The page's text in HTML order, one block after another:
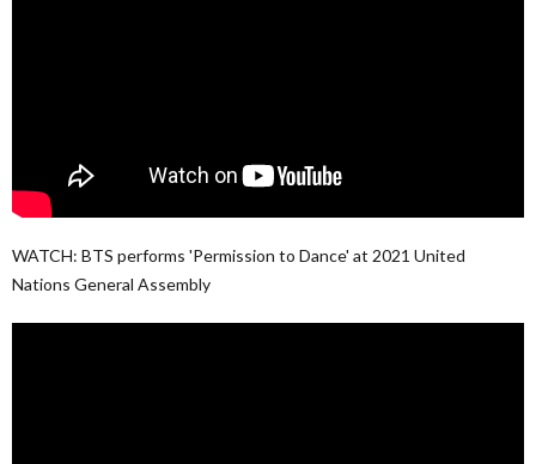
WATCH: BTS performs 'Permission to Dance' at 2021 United
Nations General Assembly